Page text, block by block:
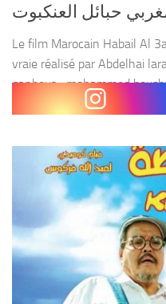
حبائل العنكبوت
Le film Marocain Habail Al
vraie réalisé par Abdelhai
qanboua , mohammed
marouazi , ahmed aznague...